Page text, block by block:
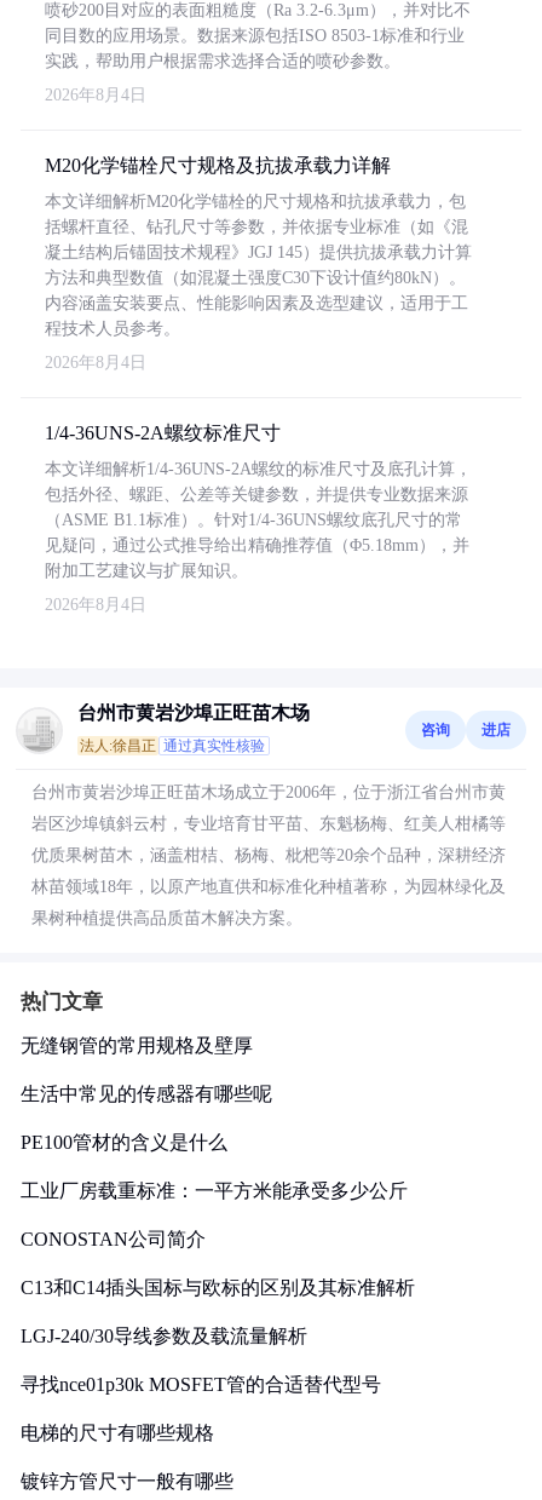
喷砂200目对应的表面粗糙度（Ra 3.2-6.3μm），并对比不
同目数的应用场景。数据来源包括ISO 8503-1标准和行业
实践，帮助用户根据需求选择合适的喷砂参数。
2026年8月4日
M20化学锚栓尺寸规格及抗拔承载力详解
本文详细解析M20化学锚栓的尺寸规格和抗拔承载力，包
括螺杆直径、钻孔尺寸等参数，并依据专业标准（如《混
凝土结构后锚固技术规程》JGJ 145）提供抗拔承载力计算
方法和典型数值（如混凝土强度C30下设计值约80kN）。
内容涵盖安装要点、性能影响因素及选型建议，适用于工
程技术人员参考。
2026年8月4日
1/4-36UNS-2A螺纹标准尺寸
本文详细解析1/4-36UNS-2A螺纹的标准尺寸及底孔计算，
包括外径、螺距、公差等关键参数，并提供专业数据来源
（ASME B1.1标准）。针对1/4-36UNS螺纹底孔尺寸的常
见疑问，通过公式推导给出精确推荐值（Φ5.18mm），并
附加工艺建议与扩展知识。
2026年8月4日
台州市黄岩沙埠正旺苗木场
法人:徐昌正 通过真实性核验
咨询 进店
台州市黄岩沙埠正旺苗木场成立于2006年，位于浙江省台州市黄
岩区沙埠镇斜云村，专业培育甘平苗、东魁杨梅、红美人柑橘等
优质果树苗木，涵盖柑桔、杨梅、枇杷等20余个品种，深耕经济
林苗领域18年，以原产地直供和标准化种植著称，为园林绿化及
果树种植提供高品质苗木解决方案。
热门文章
无缝钢管的常用规格及壁厚
生活中常见的传感器有哪些呢
PE100管材的含义是什么
工业厂房载重标准：一平方米能承受多少公斤
CONOSTAN公司简介
C13和C14插头国标与欧标的区别及其标准解析
LGJ-240/30导线参数及载流量解析
寻找nce01p30k MOSFET管的合适替代型号
电梯的尺寸有哪些规格
镀锌方管尺寸一般有哪些